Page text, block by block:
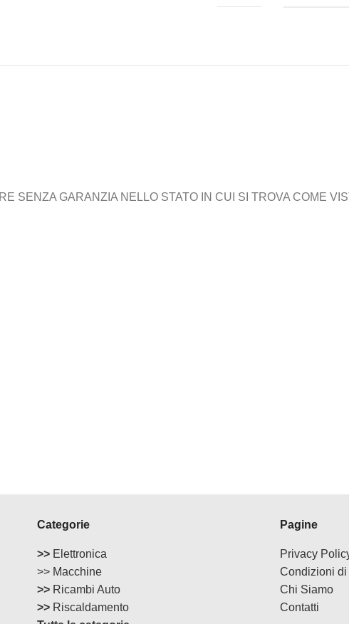
SENZA GARANZIA NELLO STATO IN CUI SI TROVA COME
Categorie
>>Elettronica
>> Macchine
>>Ricambi Auto
>>Riscaldamento
Pagine
Privacy
Condizioni di
Chi Siamo
Contatti